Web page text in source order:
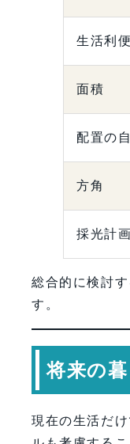
生活利
面積
配置の
方角
採光計画
総合的に検討
す。
将来の
現在の生活だ